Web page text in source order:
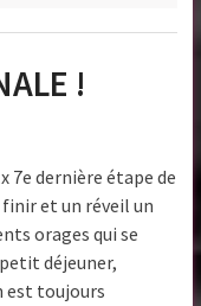
!
7e dernière étape de
et un réveil un
orages qui se
déjeuner,
est toujours